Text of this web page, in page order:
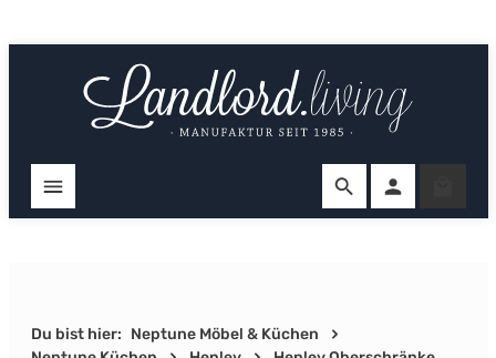
Du bist hier: Neptune Möbel & Küchen